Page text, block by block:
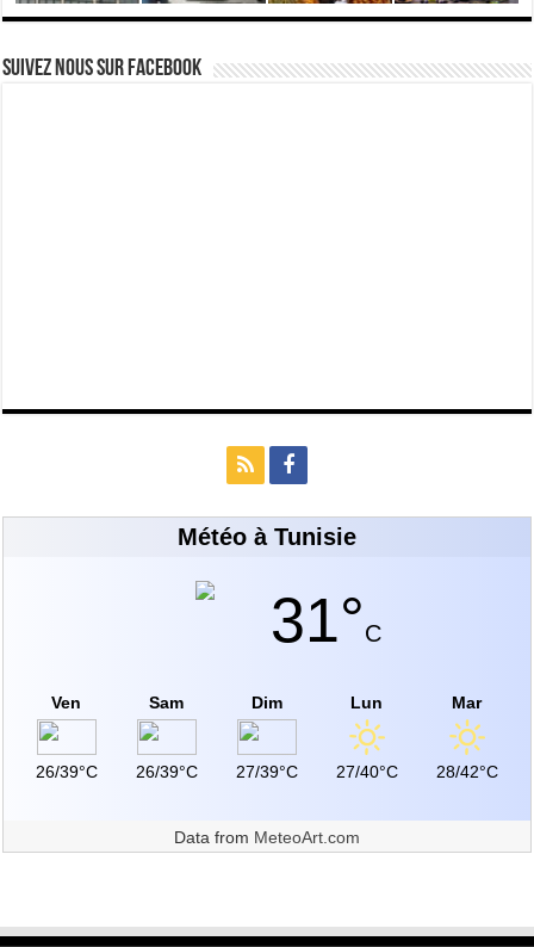
Suivez nous Sur Facebook
Météo à Tunisie
31°C
Ven
26/39°C
Sam
26/39°C
Dim
27/39°C
Lun
27/40°C
Mar
28/42°C
Data from MeteoArt.com